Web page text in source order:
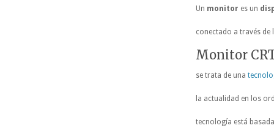
Un monitor es un
conectado a través de
Monitor
se trata de una
la actualidad en los
tecnología está